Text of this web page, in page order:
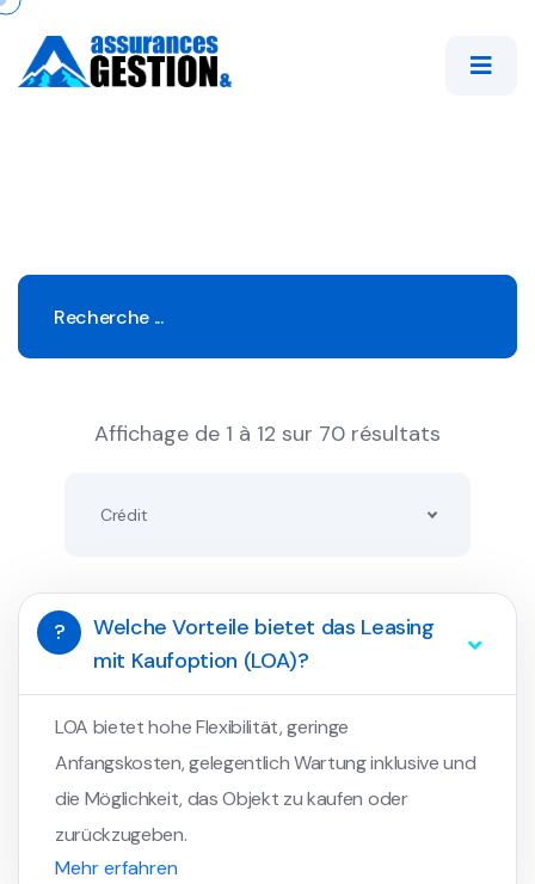
Affichage de 1 à 12 sur 70 résultats
Crédit
?
Welche Vorteile bietet das Leasing
mit Kaufoption (LOA)?
LOA bietet hohe Flexibilität, geringe
Anfangskosten, gelegentlich Wartung inklusive und
die Möglichkeit, das Objekt zu kaufen oder
zurückzugeben.
Mehr erfahren